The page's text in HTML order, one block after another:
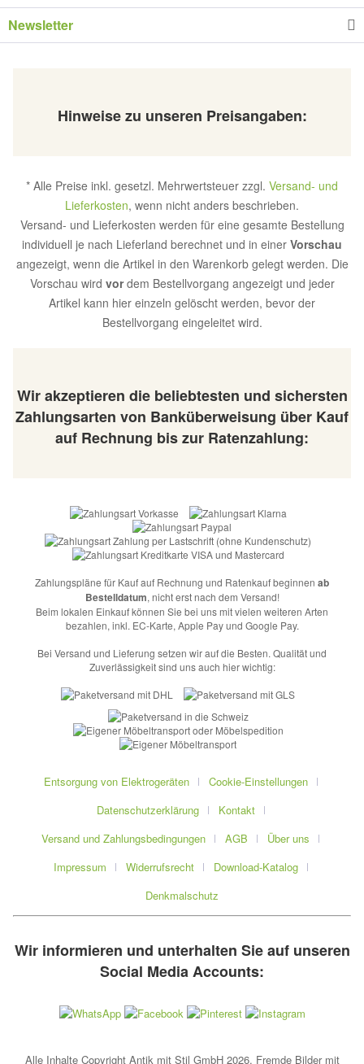
Newsletter
Hinweise zu unseren Preisangaben:
* Alle Preise inkl. gesetzl. Mehrwertsteuer zzgl. Versand- und
Lieferkosten, wenn nicht anders beschrieben.
Versand- und Lieferkosten werden für eine gesamte Bestellung
individuell je nach Lieferland berechnet und in einer Vorschau
angezeigt, wenn die Artikel in den Warenkorb gelegt werden. Die
Vorschau wird vordem Bestellvorgang angezeigt und jeder
Artikel kann hier einzeln gelöscht werden, bevor der
Bestellvorgang eingeleitet wird.
Wir akzeptieren die beliebtesten und sichersten
Zahlungsarten von Banküberweisung über Kauf
auf Rechnung bis zur Ratenzahlung:
Zahlungspläne für Kauf auf Rechnung und Ratenkauf beginnen ab
Bestelldatum, nicht erst nach dem Versand!
Beim lokalen Einkauf können Sie bei uns mit vielen weiteren Arten
bezahlen, inkl. EC-Karte, Apple Pay und Google Pay.
Bei Versand und Lieferung setzen wir auf die Besten. Qualität und
Zuverlässigkeit sind uns auch hier wichtig:
Entsorgung von Elektrogeräten
Cookie-Einstellungen
Datenschutzerklärung
Kontakt
Versand und Zahlungsbedingungen
AGB
Über uns
Impressum
Widerrufsrecht
Download-Katalog
Denkmalschutz
Wir informieren und unterhalten Sie auf unseren
Social Media Accounts:
Alle Inhalte Copyright Antik mit Stil GmbH 2026. Fremde Bilder mit